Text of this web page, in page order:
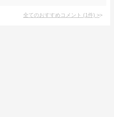
全てのおすすめコメント (1件) >